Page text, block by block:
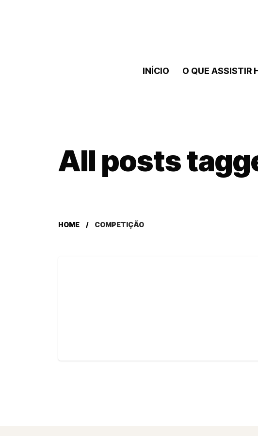
INÍCIO O QUE ASSISTIR
All posts
HOME COMPETIÇÃO